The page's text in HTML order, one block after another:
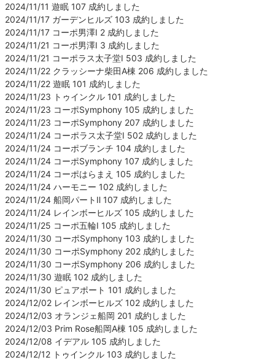
2024/11/11 遊眠 107 成約しました
2024/11/17 ガーデンヒルズ 103 成約しました
2024/11/17 コーポ男澤Ⅰ 2 成約しました
2024/11/21 コーポ男澤Ⅰ 3 成約しました
2024/11/21 コーポラス太子堂Ⅰ 503 成約しました
2024/11/22 クラッシーナ柴田A棟 206 成約しました
2024/11/22 遊眠 101 成約しました
2024/11/23 トゥインクル 101 成約しました
2024/11/23 コーポSymphony 105 成約しました
2024/11/23 コーポSymphony 207 成約しました
2024/11/24 コーポラス太子堂Ⅰ 502 成約しました
2024/11/24 コーポブランチ 104 成約しました
2024/11/24 コーポSymphony 107 成約しました
2024/11/24 コーポはらまえ 105 成約しました
2024/11/24 ハーモニー 102 成約しました
2024/11/24 船岡パートⅡ 107 成約しました
2024/11/24 レインボーヒルズ 105 成約しました
2024/11/25 コーポ五輪Ⅰ 105 成約しました
2024/11/30 コーポSymphony 103 成約しました
2024/11/30 コーポSymphony 202 成約しました
2024/11/30 コーポSymphony 206 成約しました
2024/11/30 遊眠 102 成約しました
2024/11/30 ピュアポート 101 成約しました
2024/12/02 レインボーヒルズ 102 成約しました
2024/12/03 オランジェ船岡 201 成約しました
2024/12/03 Prim Rose船岡A棟 105 成約しました
2024/12/08 イデアル 105 成約しました
2024/12/12 トゥインクル 103 成約しました